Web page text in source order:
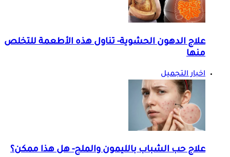
علاج الدهون الحشوية- تناول هذه الأطعمة للتخلص
منها
اخبار التجميل
علاج حب الشباب بالليمون والملح- هل هذا ممكن؟